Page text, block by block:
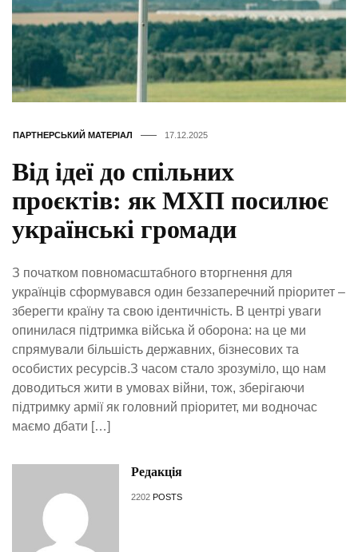
ПАРТНЕРСЬКИЙ МАТЕРІАЛ 17.12.2025
Від ідеї до спільних
проєктів: як МХП посилює
українські громади
З початком повномасштабного вторгнення для
українців сформувався один беззаперечний пріоритет –
зберегти країну та свою ідентичність. В центрі уваги
опинилася підтримка війська й оборона: на це ми
спрямували більшість державних, бізнесових та
особистих ресурсів.З часом стало зрозуміло, що нам
доводиться жити в умовах війни, тож, зберігаючи
підтримку армії як головний пріоритет, ми водночас
маємо дбати […]
Редакція
2202 POSTS